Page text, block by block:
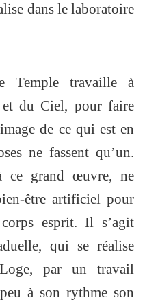
dans le laboratoire
Temple travaille à
et du Ciel, pour faire
de ce qui est en
ne fassent qu’un.
ce grand œuvre, ne
être artificiel pour
esprit. Il s’agit
qui se réalise
par un travail
à son rythme son